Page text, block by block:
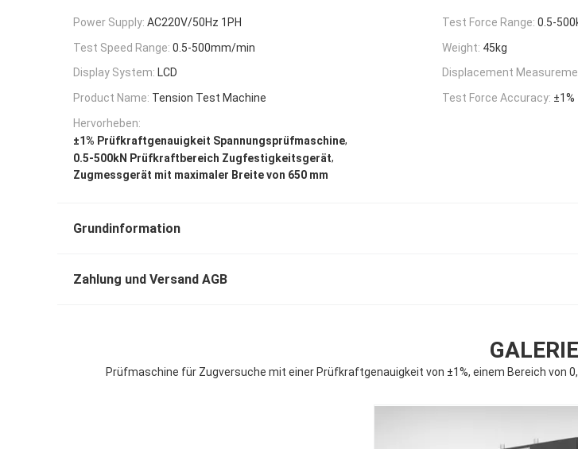
Power Supply: AC220V/50Hz 1PH Test Force Range: 0.5-
Test Speed Range: 0.5-500mm/min Weight: 45kg
Display System: LCD Displacement
Product Name: Tension Test Machine Test Force Accuracy: ±1%
Hervorheben:
±1% Prüfkraftgenauigkeit Spannungsprüfmaschine,
0.5-500kN Prüfkraftbereich Zugfestigkeitsgerät,
Zugmessgerät mit maximaler Breite von 650 mm
Grundinformation
Zahlung und Versand AGB
GALERIE
Prüfmaschine für Zugversuche mit einer Prüfkraftgenauigkeit von ±1%, einem Bereich von